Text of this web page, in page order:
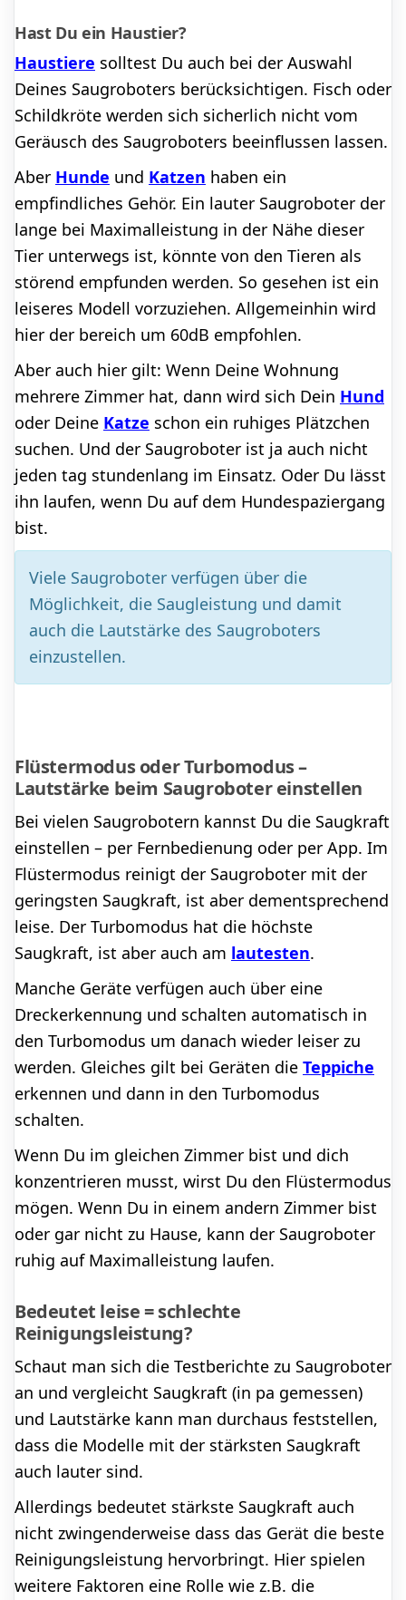
Hast Du ein Haustier?
Haustiere solltest Du auch bei der Auswahl
Deines Saugroboters berücksichtigen. Fisch oder
Schildkröte werden sich sicherlich nicht vom
Geräusch des Saugroboters beeinflussen lassen.
Aber Hunde und Katzen haben ein
empfindliches Gehör. Ein lauter Saugroboter der
lange bei Maximalleistung in der Nähe dieser
Tier unterwegs ist, könnte von den Tieren als
störend empfunden werden. So gesehen ist ein
leiseres Modell vorzuziehen. Allgemeinhin wird
hier der bereich um 60dB empfohlen.
Aber auch hier gilt: Wenn Deine Wohnung
mehrere Zimmer hat, dann wird sich Dein Hund
oder Deine Katze schon ein ruhiges Plätzchen
suchen. Und der Saugroboter ist ja auch nicht
jeden tag stundenlang im Einsatz. Oder Du lässt
ihn laufen, wenn Du auf dem Hundespaziergang
bist.
Viele Saugroboter verfügen über die
Möglichkeit, die Saugleistung und damit
auch die Lautstärke des Saugroboters
einzustellen.
Flüstermodus oder Turbomodus –
Lautstärke beim Saugroboter einstellen
Bei vielen Saugrobotern kannst Du die Saugkraft
einstellen – per Fernbedienung oder per App. Im
Flüstermodus reinigt der Saugroboter mit der
geringsten Saugkraft, ist aber dementsprechend
leise. Der Turbomodus hat die höchste
Saugkraft, ist aber auch am lautesten.
Manche Geräte verfügen auch über eine
Dreckerkennung und schalten automatisch in
den Turbomodus um danach wieder leiser zu
werden. Gleiches gilt bei Geräten die Teppiche
erkennen und dann in den Turbomodus
schalten.
Wenn Du im gleichen Zimmer bist und dich
konzentrieren musst, wirst Du den Flüstermodus
mögen. Wenn Du in einem andern Zimmer bist
oder gar nicht zu Hause, kann der Saugroboter
ruhig auf Maximalleistung laufen.
Bedeutet leise = schlechte
Reinigungsleistung?
Schaut man sich die Testberichte zu Saugroboter
an und vergleicht Saugkraft (in pa gemessen)
und Lautstärke kann man durchaus feststellen,
dass die Modelle mit der stärksten Saugkraft
auch lauter sind.
Allerdings bedeutet stärkste Saugkraft auch
nicht zwingenderweise dass das Gerät die beste
Reinigungsleistung hervorbringt. Hier spielen
weitere Faktoren eine Rolle wie z.B. die